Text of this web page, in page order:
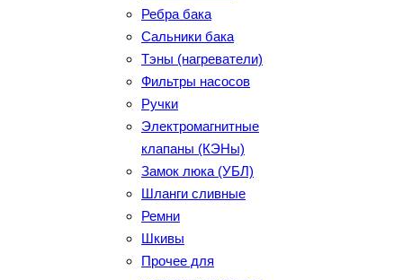
Ребра бака
Сальники бака
Тэны (нагреватели)
Фильтры насосов
Ручки
Электромагнитные
клапаны (КЭНы)
Замок люка (УБЛ)
Шланги сливные
Ремни
Шкивы
Прочее для